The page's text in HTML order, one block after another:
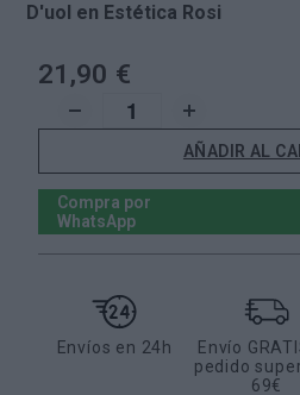
D'uol en Estética Rosi
21,90 €
AÑADIR AL
Compra por
WhatsApp
Envíos en 24h
Envío
pedido
69€